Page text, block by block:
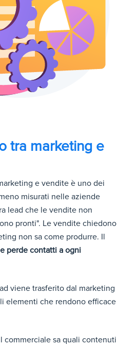
tra marketing e
e vendite è uno dei
misurati nelle aziende
lead che le vendite non
pronti". Le vendite chiedono
non sa come produrre. Il
perde contatti a ogni
viene trasferito dal marketing
elementi che rendono efficace
commerciale sa quali contenuti